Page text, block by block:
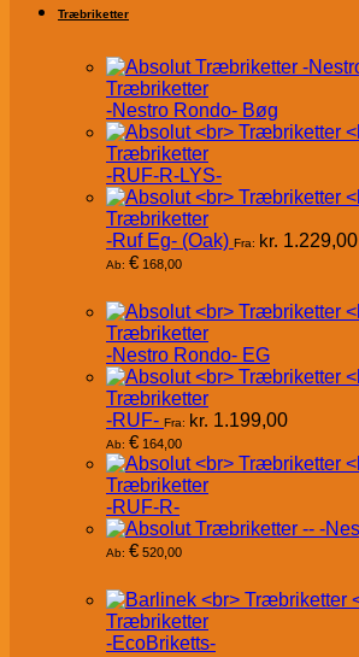
Træbriketter
Træbriketter
-Nestro Rondo- Bøg
Træbriketter
-RUF-R-LYS-
Træbriketter
-Ruf Eg- (Oak) Fra: kr. 1.229,00
Ab: € 168,00
Træbriketter
-Nestro Rondo- EG
Træbriketter
-RUF- Fra: kr. 1.199,00
Ab: € 164,00
Træbriketter
-RUF-R-
Ab: € 520,00
Træbriketter
-EcoBriketts-